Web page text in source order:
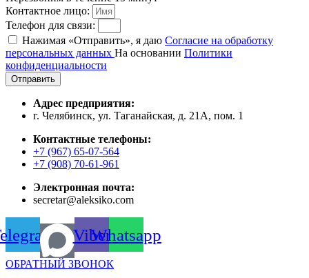
Контактное лицо:
Телефон для связи:
Нажимая «Отправить», я даю Согласие на обработку
персональных данных На основании Политики
конфиденциальности
Отправить
Адрес предприятия:
г. Челябинск, ул. Таганайская, д. 21А, пом. 1
Контактные телефоны:
+7 (967) 65-07-564
+7 (908) 70-61-961
Электронная почта:
secretar@aleksiko.com
ViberWhatsapp
ОБРАТНЫЙ ЗВОНОК